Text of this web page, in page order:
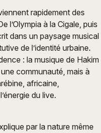
rapidement des
l’Olympia à la Cigale, puis
dans un paysage musical
de l’identité urbaine.
: la musique de Hakim
communauté, mais à
africaine,
du live.
par la nature même